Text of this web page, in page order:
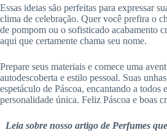
Essas ideias são perfeitas para expressar
clima de celebração. Quer você prefira o
de pompom ou o sofisticado acabamento
aqui que certamente chama seu nome.
Prepare seus materiais e comece uma
autodescoberta e estilo pessoal. Suas
espetáculo de Páscoa, encantando a todos
personalidade única. Feliz Páscoa e boas
Leia sobre nosso artigo de Perfumes